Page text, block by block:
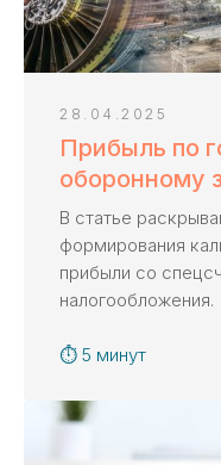
28.04.2025
Прибыль по
оборонному
В статье
формирования
прибыли со
налогообложения.
⏱ 5 минут
Не можете
какая услуга
Спросите у эксперта,